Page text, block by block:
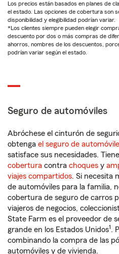
Los precios están basados en planes de
el estado. Las opciones de cobertura son
disponibilidad y elegibilidad podrían variar.
*Los clientes siempre pueden elegir
descuento por dos o más compras de
ahorros, nombres de los descuentos,
podrían variar según el estado.
Seguro de automóviles
Abróchese el cinturón de
obtenga el seguro de
satisface sus necesidades.
cobertura contra choques y
viajes compartidos. Si necesita
de automóviles para la familia,
cobertura de seguro de carros
viajeros de negocios,
State Farm es el proveedor de
grande en los Estados Unidos1.
combinando la compra de las
automóviles y de vivienda.